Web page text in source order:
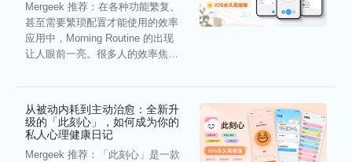
Mergeek 推荐：在各种功能繁复、
甚至需要繁琐配置才能使用的效率
应用中，Morning Routine 的出现
让人眼前一亮。很多人的效率焦
从被动内耗到主动治愈：全新升
级的「此刻心」，如何成为你的
私人心理健康日记
Mergeek 推荐：「此刻心」是一款